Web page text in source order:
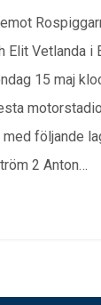
Elit Vetlanda i
15 maj
med följande
2 Anton…